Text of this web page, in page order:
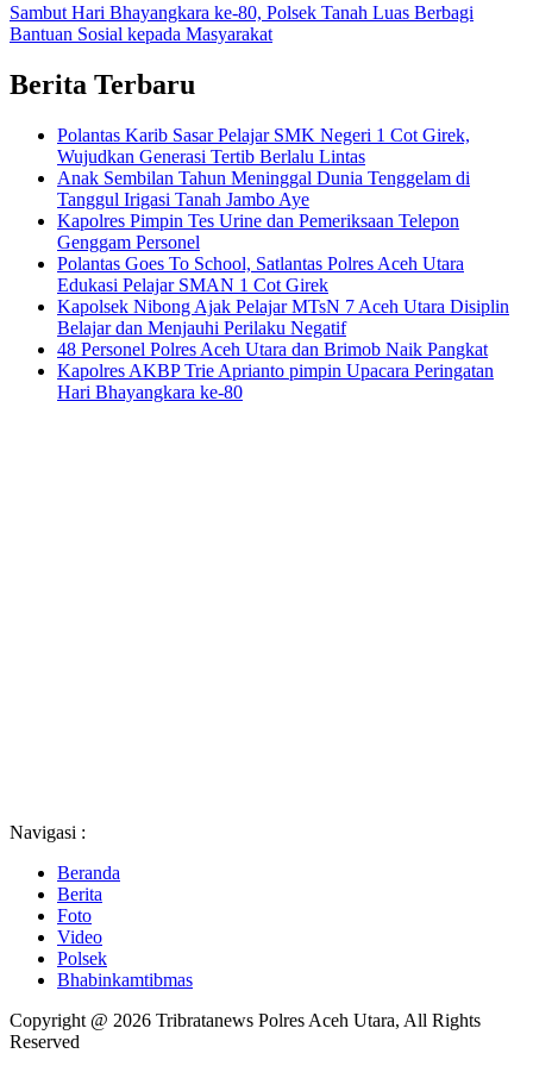
Sambut Hari Bhayangkara ke-80, Polsek Tanah Luas Berbagi
Bantuan Sosial kepada Masyarakat
Berita Terbaru
Polantas Karib Sasar Pelajar SMK Negeri 1 Cot Girek,
Wujudkan Generasi Tertib Berlalu Lintas
Anak Sembilan Tahun Meninggal Dunia Tenggelam di
Tanggul Irigasi Tanah Jambo Aye
Kapolres Pimpin Tes Urine dan Pemeriksaan Telepon
Genggam Personel
Polantas Goes To School, Satlantas Polres Aceh Utara
Edukasi Pelajar SMAN 1 Cot Girek
Kapolsek Nibong Ajak Pelajar MTsN 7 Aceh Utara Disiplin
Belajar dan Menjauhi Perilaku Negatif
48 Personel Polres Aceh Utara dan Brimob Naik Pangkat
Kapolres AKBP Trie Aprianto pimpin Upacara Peringatan
Hari Bhayangkara ke-80
Navigasi :
Beranda
Berita
Foto
Video
Polsek
Bhabinkamtibmas
Copyright @ 2026 Tribratanews Polres Aceh Utara, All Rights
Reserved